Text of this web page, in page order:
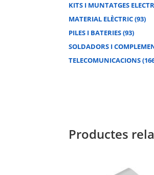
KITS I MUNTATGES
MATERIAL ELÈCTRIC (93)
PILES I BATERIES (93)
SOLDADORS I
TELECOMUNICACIONS
Productes